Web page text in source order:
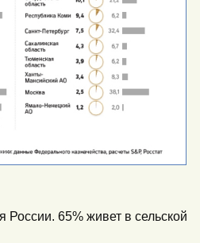
65% живет в сельской